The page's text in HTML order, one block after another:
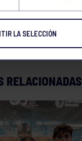
LA SELECCIÓN
RELACIONADAS